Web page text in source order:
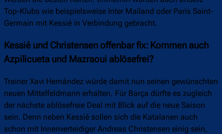
Top-Klubs wie beispielsweise Inter Mailand oder Paris Saint-
Germain mit Kessié in Verbindung gebracht.
Kessié und Christensen offenbar fix: Kommen auch
Azpilicueta und Mazraoui ablösefrei?
Trainer Xavi Hernández würde damit nun seinen gewünschten
neuen Mittelfeldmann erhalten. Für Barça dürfte es zugleich
der nächste ablösefreie Deal mit Blick auf die neue Saison
sein. Denn neben Kessié sollen sich die Katalanen auch
schon mit Innenverteidiger Andreas Christensen einig sein,